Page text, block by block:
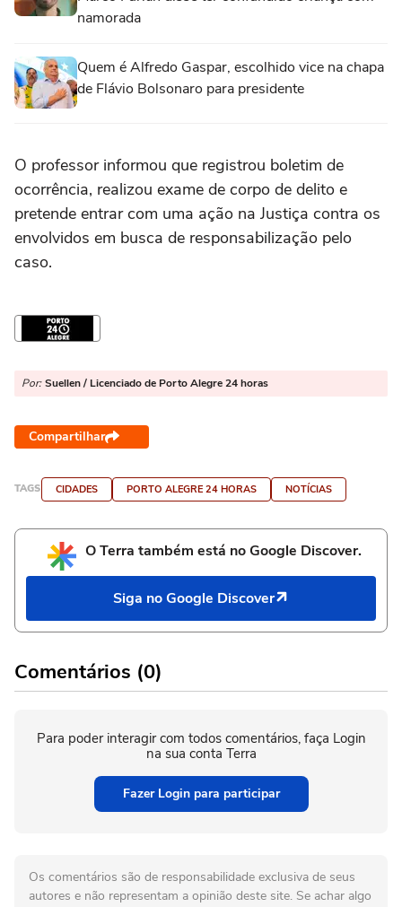
namorada
Quem é Alfredo Gaspar, escolhido vice na chapa
de Flávio Bolsonaro para presidente
O professor informou que registrou boletim de
ocorrência, realizou exame de corpo de delito e
pretende entrar com uma ação na Justiça contra os
envolvidos em busca de responsabilização pelo
caso.
Por: Suellen / Licenciado de Porto Alegre 24 horas
Compartilhar
TAGS CIDADES PORTO ALEGRE 24 HORAS NOTÍCIAS
O Terra também está no Google Discover.
Siga no Google Discover
Comentários (0)
Para poder interagir com todos comentários, faça Login
na sua conta Terra
Fazer Login para participar
Os comentários são de responsabilidade exclusiva de seus
autores e não representam a opinião deste site. Se achar algo